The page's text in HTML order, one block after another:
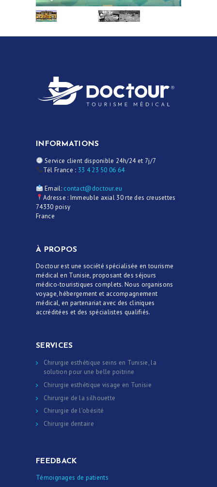
CHIRURGIE
ESTHÉTIQUE
OPÉRATIONS
TARIFS
SÉJOUR
CONTACT
INFORMATIONS
Service client disponible 24h/24 et 7j/7
Tél France : 33 4 23 50 06 64
Email: contact@doctour.eu
Adresse : Immeuble axial 30 rte des creusettes
74330 poisy
France
À PROPOS
Doctour est une société spécialisée en tourisme
médical en Tunisie, proposant des séjours
médico-touristiques complets. Nous organisons
voyage, hébergement et accompagnement
médical, en partenariat avec des cliniques
accréditées et des spécialistes qualifiés.
SERVICES
Chirurgie esthétique seins en Tunisie, la
solution pour une belle poitrine
Chirurgie esthétique visage en Tunisie
Chirurgie de la silhouette
Chirurgie de l’obésité
Chirurgie dentaire
FEEDBACK
Témoignages de patients